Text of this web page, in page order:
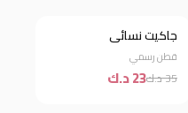
خصم 34%
جاكيت نسائي
قطن رسمي
35 د.ك 23 د.ك